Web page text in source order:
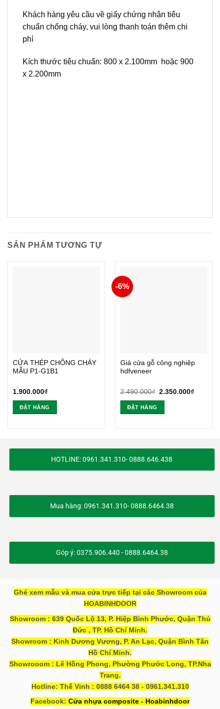
Khách hàng yêu cầu về giấy chứng nhận tiêu
chuẩn chống cháy, vui lòng thanh toán thêm chi
phí
Kích thước tiêu chuẩn: 800 x 2.100mm hoặc 900
x 2.200mm
SẢN PHẨM TƯƠNG TỰ
CỬA THÉP CHỐNG CHÁY
MẪU P1-G1B1
1.900.000₫
ĐẶT HÀNG
-6%
Giá cửa gỗ công nghiệp
hdfveneer
2.490.000₫ Giá
2.350.000₫Giá
ĐẶT HÀNG
HOTLINE: 0961.341.310- 0888.646.438
Mua hàng: 0961.341.310- 0888.6464.38
Góp ý: 0375.906.440 - 0888.6464.38
Ghé xem mẫu và mua cửa trực tiếp tại các Showroom của
HOABINHDOOR
Showroom : 639 Quốc Lộ 13, P. Hiệp Bình Phước, Quận Thủ
Đức , TP. Hồ Chí Minh.
Showroom : Kinh Dương Vương, P. An Lạc, Quận Bình Tân
Hồ Chí Minh.
Showrooom : Lê Hồng Phong, Phường Phước Long, TP.Nha
Trang.
Hotline: Thế Vinh : 0888 6464 38 - 0961.341.310
Facebook: Cửa nhựa composite - Hoabinhdoor